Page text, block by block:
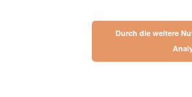
Durch die weitere